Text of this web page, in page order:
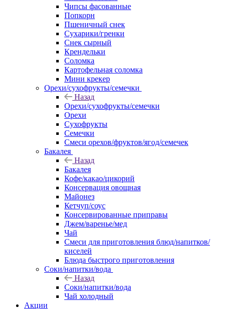
Чипсы фасованные
Попкорн
Пшеничный снек
Сухарики/гренки
Снек сырный
Крендельки
Соломка
Картофельная соломка
Мини крекер
Орехи/сухофрукты/семечки
Назад
Орехи/сухофрукты/семечки
Орехи
Сухофрукты
Семечки
Смеси орехов/фруктов/ягод/семечек
Бакалея
Назад
Бакалея
Кофе/какао/цикорий
Консервация овощная
Майонез
Кетчуп/соус
Консервированные приправы
Джем/варенье/мед
Чай
Смеси для приготовления блюд/напитков/
киселей
Блюда быстрого приготовления
Соки/напитки/вода
Назад
Соки/напитки/вода
Чай холодный
Акции